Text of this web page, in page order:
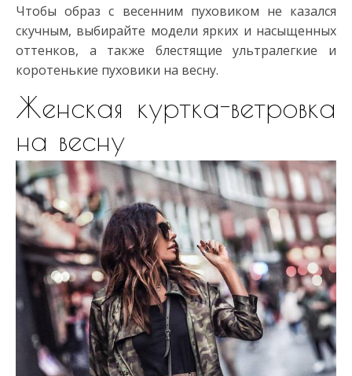
Чтобы образ с весенним пуховиком не казался
скучным, выбирайте модели ярких и насыщенных
оттенков, а также блестящие ультралегкие и
коротенькие пуховики на весну.
Женская куртка-ветровка
на весну